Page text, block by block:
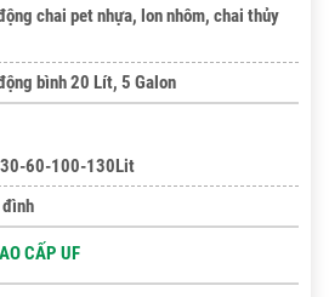
chai pet nhựa, lon nhôm, chai thủy
bình 20 Lít, 5 Galon
30-60-100-130Lit
CẤP UF